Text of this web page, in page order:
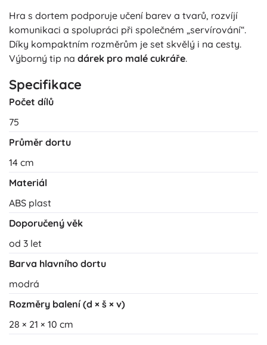
Hra s dortem podporuje učení barev a tvarů, rozvíjí
komunikaci a spolupráci při společném „servírování“.
Díky kompaktním rozměrům je set skvělý i na cesty.
Výborný tip na dárek pro malé cukráře.
Specifikace
Počet dílů
75
Průměr dortu
14 cm
Materiál
ABS plast
Doporučený věk
od 3 let
Barva hlavního dortu
modrá
Rozměry balení (d × š × v)
28 × 21 × 10 cm